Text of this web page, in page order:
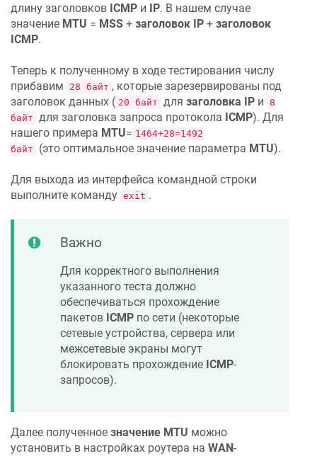
длину заголовков ICMP и IP. В нашем случае
значение MTU = MSS + заголовок IP + заголовок
ICMP.
Теперь к полученному в ходе тестирования числу
прибавим
28 байт , которые зарезервированы под
заголовок данных ( 20 байт для заголовка IP и 8
байт для заголовка запроса протокола ICMP). Для
нашего примера MTU= 1464+28=1492
байт
(это оптимальное значение параметра MTU).
Для выхода из интерфейса командной строки
выполните команду exit .
Важно
Для корректного выполнения
указанного теста должно
обеспечиваться прохождение
пакетов ICMP по сети (некоторые
сетевые устройства, сервера или
межсетевые экраны могут
блокировать прохождение ICMP-
запросов).
Далее полученное значение MTU можно
установить в настройках роутера на WAN-